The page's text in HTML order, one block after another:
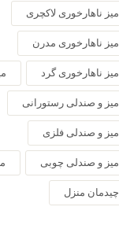
میز ناهارخوری لاکچری
میز ناهارخوری مدرن
میز ناهارخوری گرد
میز و صندلی رستورانی
میز و صندلی فلزی
میز و صندلی چوبی
چیدمان منزل